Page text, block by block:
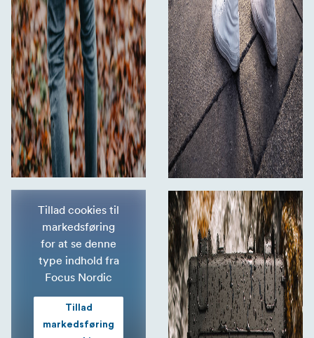
Tillad cookies til
markedsføring
for at se denne
type indhold fra
Focus Nordic
Tillad
markedsføring